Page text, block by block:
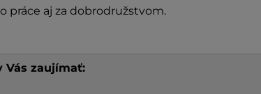
práce aj za dobrodružstvom.
Vás zaujímať: